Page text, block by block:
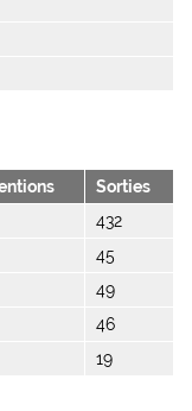
Sorties
432
45
49
46
19